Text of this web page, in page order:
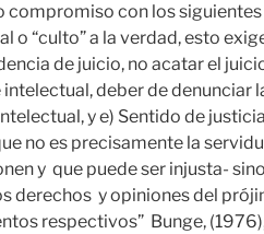
con los siguientes
o “culto” a la verdad, esto
de juicio, no acatar el
intelectual, deber de denunciar
y e) Sentido de
no es precisamente la
y que puede ser injusta-
derechos y opiniones del
respectivos” Bunge,